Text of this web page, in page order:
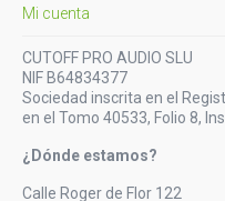
Mi cuenta
CUTOFF PRO AUDIO SLU
NIF B64834377
Sociedad inscrita en el
en el Tomo 40533, Folio 8,
¿Dónde estamos?
Calle Roger de Flor 122